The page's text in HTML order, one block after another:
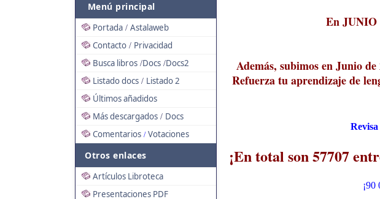
Menú principal
Portada / Astalaweb
Contacto / Privacidad
Busca libros /Docs /Docs2
Listado docs / Listado 2
Últimos añadidos
Más descargados / Docs
Comentarios / Votaciones
Otros enlaces
Artículos Libroteca
Presentaciones PDF
En JUNIO
Además, subimos en Junio
Refuerza tu aprendizaje de
¡En total son 57707
¡90